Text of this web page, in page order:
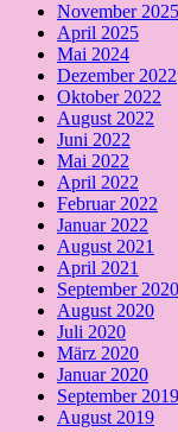
November 2025
April 2025
Mai 2024
Dezember 2022
Oktober 2022
August 2022
Juni 2022
Mai 2022
April 2022
Februar 2022
Januar 2022
August 2021
April 2021
September 2020
August 2020
Juli 2020
März 2020
Januar 2020
September 2019
August 2019